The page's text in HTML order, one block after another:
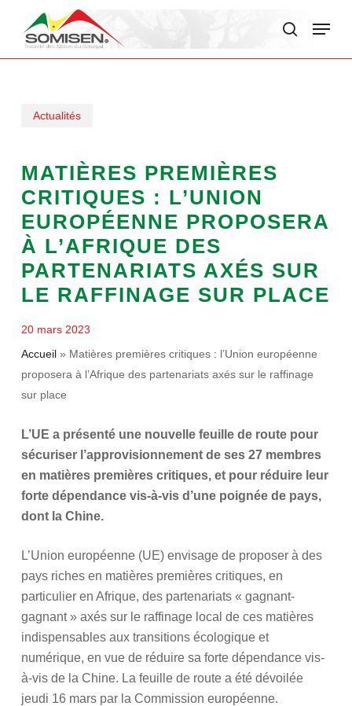
Menu
Actualités
MATIÈRES PREMIÈRES
CRITIQUES : L’UNION
EUROPÉENNE PROPOSERA
À L’AFRIQUE DES
PARTENARIATS AXÉS SUR
LE RAFFINAGE SUR PLACE
20 mars 2023
Accueil» Matières premières critiques : l’Union européenne
proposera à l’Afrique des partenariats axés sur le raffinage
sur place
L’UE a présenté une nouvelle feuille de route pour
sécuriser l’approvisionnement de ses 27 membres
en matières premières critiques, et pour réduire leur
forte dépendance vis-à-vis d’une poignée de pays,
dont la Chine.
L’Union européenne (UE) envisage de proposer à des
pays riches en matières premières critiques, en
particulier en Afrique, des partenariats « gagnant-
gagnant » axés sur le raffinage local de ces matières
indispensables aux transitions écologique et
numérique, en vue de réduire sa forte dépendance vis-
à-vis de la Chine. La feuille de route a été dévoilée
jeudi 16 mars par la Commission européenne.